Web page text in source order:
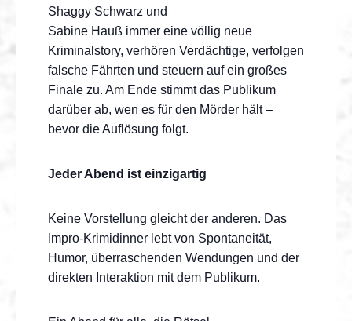
Shaggy Schwarz und
Sabine Hauß immer eine völlig neue
Kriminalstory, verhören Verdächtige, verfolgen
falsche Fährten und steuern auf ein großes
Finale zu. Am Ende stimmt das Publikum
darüber ab, wen es für den Mörder hält –
bevor die Auflösung folgt.
Jeder Abend ist einzigartig
Keine Vorstellung gleicht der anderen. Das
Impro-Krimidinner lebt von Spontaneität,
Humor, überraschenden Wendungen und der
direkten Interaktion mit dem Publikum.